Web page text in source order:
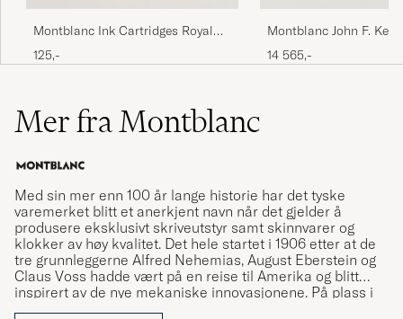
Montblanc Ink Cartridges Royal
Blue
125,-
Montblanc John F.
Special Edition
14 565,-
Mer fra Montblanc
Med sin mer enn 100 år lange historie har det tyske
varemerket blitt et anerkjent navn når det gjelder å
produsere eksklusivt skriveutstyr samt skinnvarer og
klokker av høy kvalitet. Det hele startet i 1906 etter at de
tre grunnleggerne Alfred Nehemias, August Eberstein og
Claus Voss hadde vært på en reise til Amerika og blitt
inspirert av de nye mekaniske innovasjonene. På plass i
Hamburg bestemte de seg for å starte varemerket som